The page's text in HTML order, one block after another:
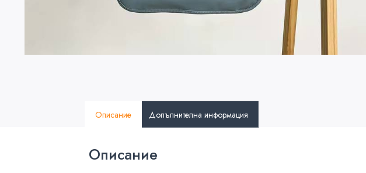
Описание Допълнителна информация
Описание